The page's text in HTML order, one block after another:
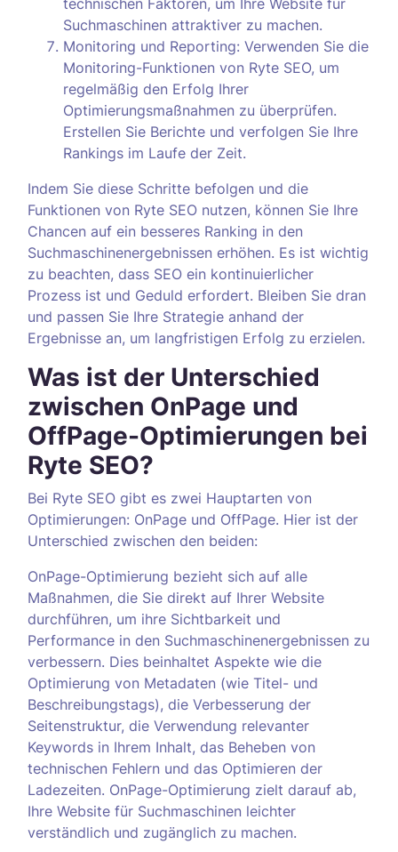
technischen Faktoren, um Ihre Website für
Suchmaschinen attraktiver zu machen.
Monitoring und Reporting: Verwenden Sie die
Monitoring-Funktionen von Ryte SEO, um
regelmäßig den Erfolg Ihrer
Optimierungsmaßnahmen zu überprüfen.
Erstellen Sie Berichte und verfolgen Sie Ihre
Rankings im Laufe der Zeit.
Indem Sie diese Schritte befolgen und die
Funktionen von Ryte SEO nutzen, können Sie Ihre
Chancen auf ein besseres Ranking in den
Suchmaschinenergebnissen erhöhen. Es ist wichtig
zu beachten, dass SEO ein kontinuierlicher
Prozess ist und Geduld erfordert. Bleiben Sie dran
und passen Sie Ihre Strategie anhand der
Ergebnisse an, um langfristigen Erfolg zu erzielen.
Was ist der Unterschied
zwischen OnPage und
OffPage-Optimierungen bei
Ryte SEO?
Bei Ryte SEO gibt es zwei Hauptarten von
Optimierungen: OnPage und OffPage. Hier ist der
Unterschied zwischen den beiden:
OnPage-Optimierung bezieht sich auf alle
Maßnahmen, die Sie direkt auf Ihrer Website
durchführen, um ihre Sichtbarkeit und
Performance in den Suchmaschinenergebnissen zu
verbessern. Dies beinhaltet Aspekte wie die
Optimierung von Metadaten (wie Titel- und
Beschreibungstags), die Verbesserung der
Seitenstruktur, die Verwendung relevanter
Keywords in Ihrem Inhalt, das Beheben von
technischen Fehlern und das Optimieren der
Ladezeiten. OnPage-Optimierung zielt darauf ab,
Ihre Website für Suchmaschinen leichter
verständlich und zugänglich zu machen.